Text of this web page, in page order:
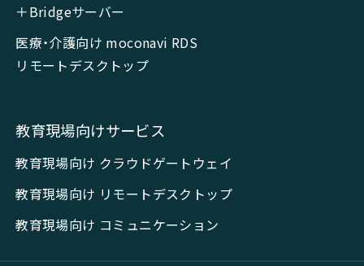
＋Bridgeサーバー
医療・介護向け moconavi RDS
リモートデスクトップ
教育現場向けサービス
教育現場向け クラウドゲートウェイ
教育現場向け リモートデスクトップ
教育現場向け コミュニケーション